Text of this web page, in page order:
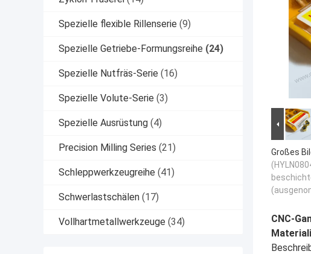
Spezielle flexible Rillenserie (9)
Spezielle Getriebe-Formungsreihe (24)
Spezielle Nutfräs-Serie (16)
Spezielle Volute-Serie (3)
Spezielle Ausrüstung (4)
Precision Milling Series (21)
Schleppwerkzeugreihe (41)
Schwerlastschälen (17)
Vollhartmetallwerkzeuge (34)
Großes
CNC-